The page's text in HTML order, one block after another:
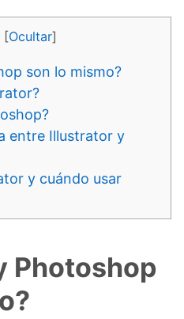
[Ocultar]
son lo mismo?
entre Illustrator y
y cuándo usar
Photoshop